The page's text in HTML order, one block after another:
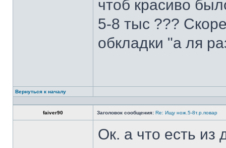
чтоб красиво
5-8 тыс ???
обкладки "а ля
Вернуться к началу
faiver90 Заголовок сообщения: Re: Ищу нож.5-8т.р.повар
Ок. а что есть из